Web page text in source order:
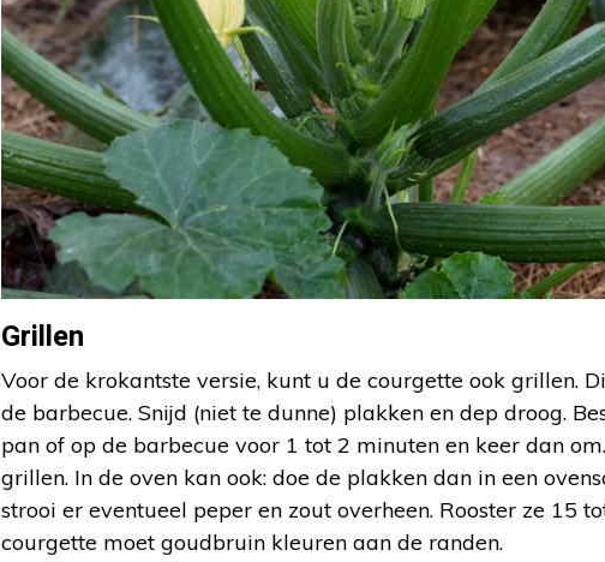
Grillen
Voor de krokantste versie, kunt u de courgette ook grillen.
de barbecue. Snijd (niet te dunne) plakken en dep droog.
pan of op de barbecue voor 1 tot 2 minuten en keer dan
grillen. In de oven kan ook: doe de plakken dan in een
strooi er eventueel peper en zout overheen. Rooster ze 15
courgette moet goudbruin kleuren aan de randen.